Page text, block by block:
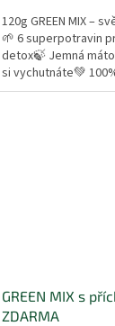
120g GREEN MIX –
🌱 6 superpotravin
detox🍃 Jemná
si vychutnáte💚
umělých přísad...
GREEN MIX s
ZDARMA